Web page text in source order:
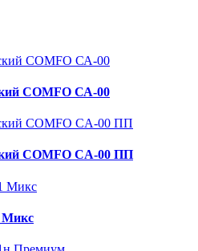
COMFO СА-00
COMFO CA-00 ПП
Микс